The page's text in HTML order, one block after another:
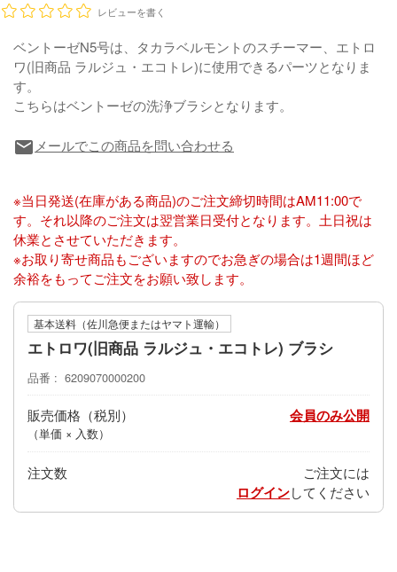
レビューを書く
ベントーゼN5号は、タカラベルモントのスチーマー、エトロ
ワ(旧商品 ラルジュ・エコトレ)に使用できるパーツとなりま
す。
こちらはベントーゼの洗浄ブラシとなります。
local_post_office メールでこの商品を問い合わせる
※当日発送(在庫がある商品)のご注文締切時間はAM11:00で
す。それ以降のご注文は翌営業日受付となります。土日祝は
休業とさせていただきます。
※お取り寄せ商品もございますのでお急ぎの場合は1週間ほど
余裕をもってご注文をお願い致します。
基本送料（佐川急便またはヤマト運輸）
エトロワ(旧商品 ラルジュ・エコトレ) ブラシ
品番 6209070000200
販売価格
（単価 × 入数）
会員のみ公開
注文数 ご注文には
ログインしてください